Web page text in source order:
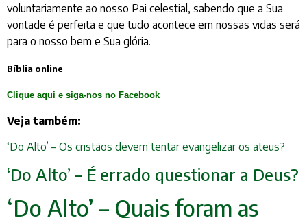
voluntariamente ao nosso Pai celestial, sabendo que a Sua
vontade é perfeita e que tudo acontece em nossas vidas será
para o nosso bem e Sua glória.
Bíblia online
Clique aqui e siga-nos no Facebook
Veja também:
‘Do Alto’ – Os cristãos devem tentar evangelizar os ateus?
‘Do Alto’ – É errado questionar a Deus?
‘Do Alto’ – Quais foram as